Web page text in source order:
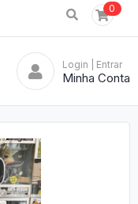
0
Login | Entrar
Minha Conta